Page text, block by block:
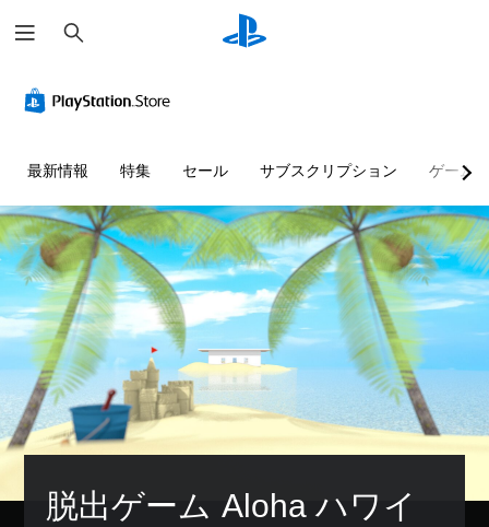
索
最新情報 特集 セール サブスクリプション ゲーム
脱出ゲーム Aloha ハワイ